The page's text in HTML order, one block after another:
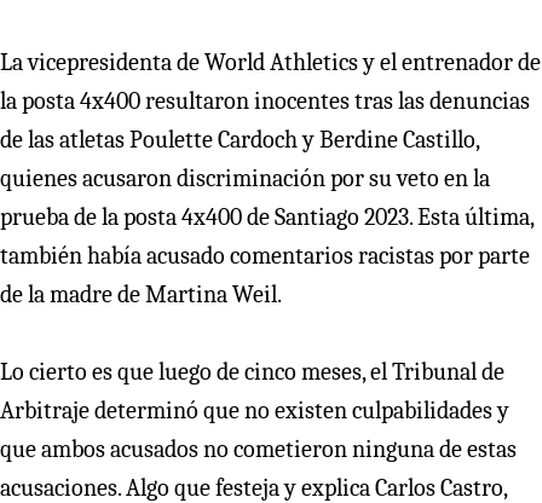
La vicepresidenta de World Athletics y el entrenador de
la posta 4x400 resultaron inocentes tras las denuncias
de las atletas Poulette Cardoch y Berdine Castillo,
quienes acusaron discriminación por su veto en la
prueba de la posta 4x400 de Santiago 2023. Esta última,
también había acusado comentarios racistas por parte
de la madre de Martina Weil.
Lo cierto es que luego de cinco meses, el Tribunal de
Arbitraje determinó que no existen culpabilidades y
que ambos acusados no cometieron ninguna de estas
acusaciones. Algo que festeja y explica Carlos Castro,